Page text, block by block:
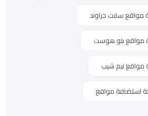
مواقع سايت جراوند
مواقع بلو هوست
مواقع نيم شيب
استضافة مواقع